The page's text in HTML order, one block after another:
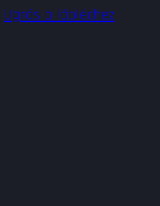
Ugrás a lábléchez